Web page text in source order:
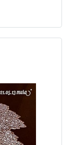
体力的にも
る募してま
た 先日、こん
す。
ーの大半をネ